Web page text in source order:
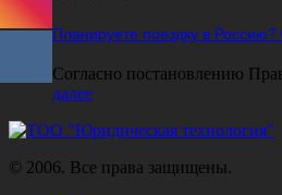
Планируете поездку в
Согласно постановлению
далее
© 2006. Все права защищены.